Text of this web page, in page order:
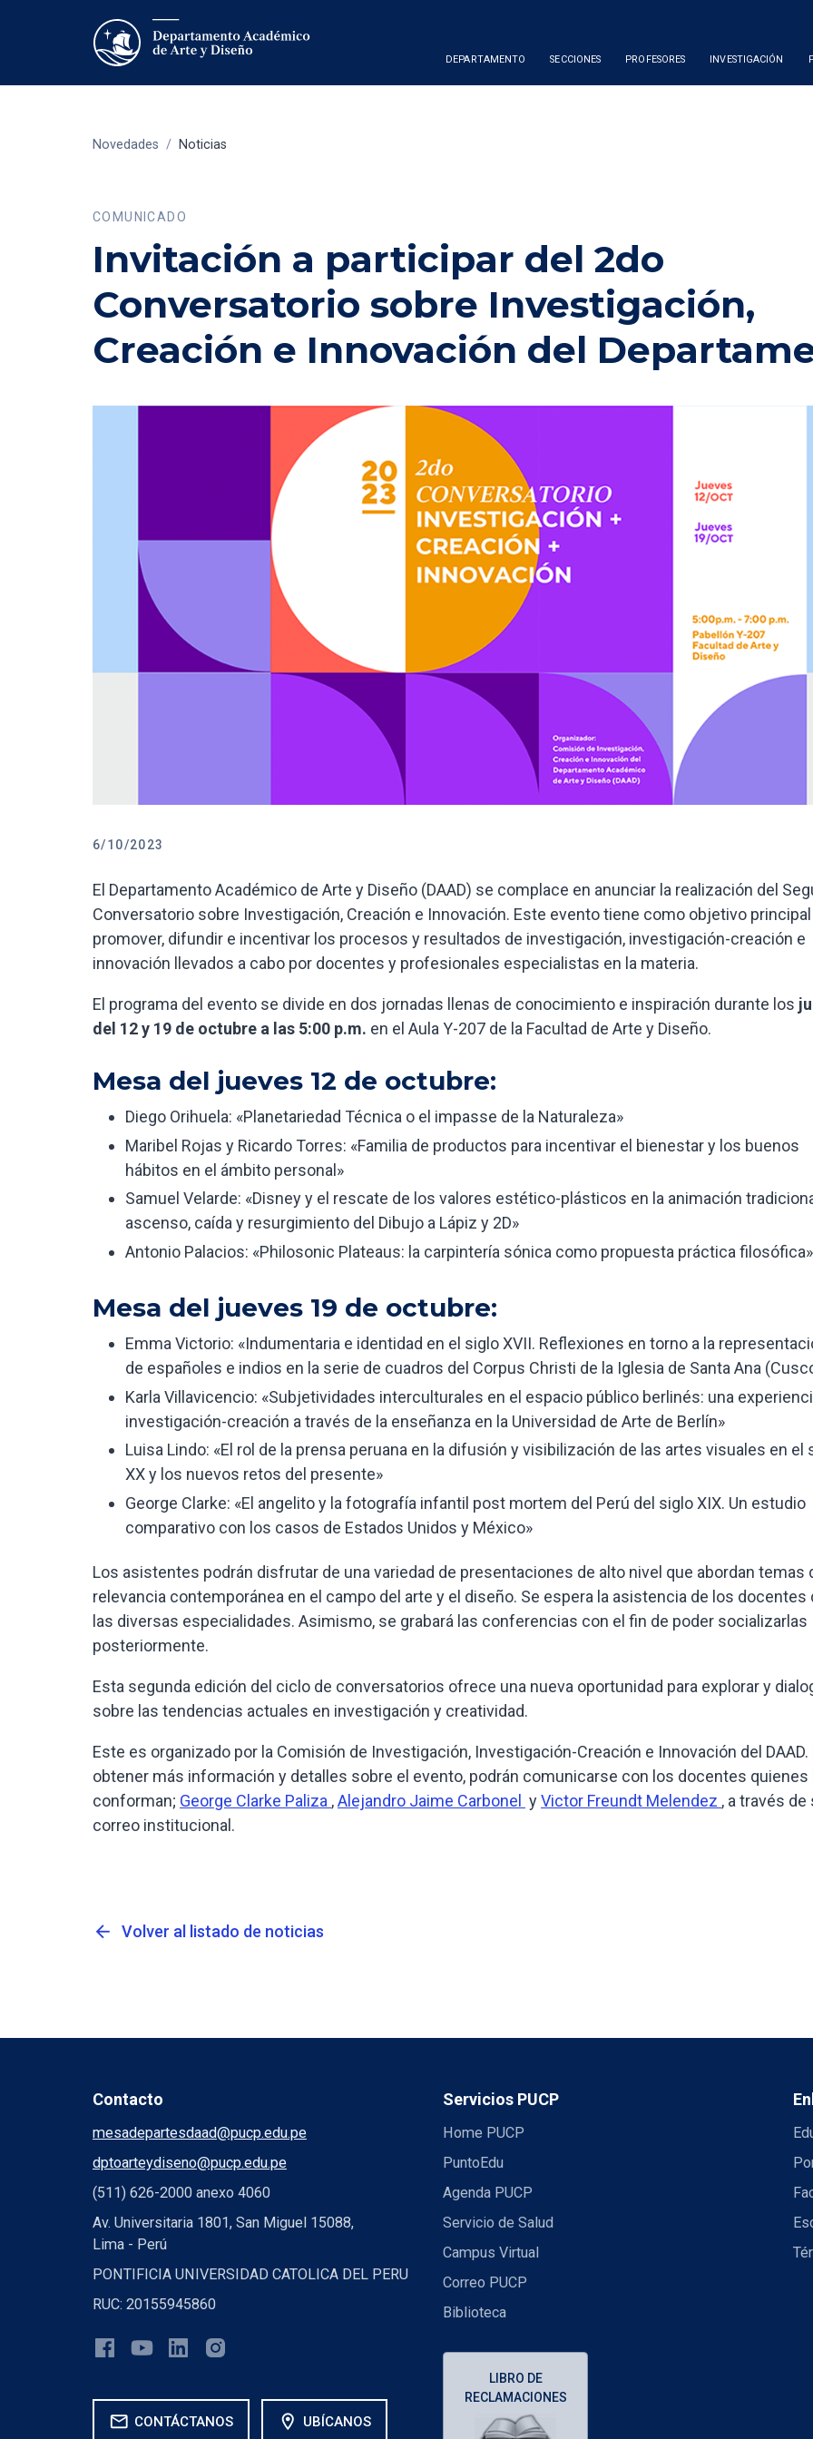
DEPARTAMENTO SECCIONES PROFESORES INVESTIGACIÓN
Novedades / Noticias
COMUNICADO
Invitación a participar del 2do
Conversatorio sobre Investigación,
Creación e Innovación del
6/10/2023
El Departamento Académico de Arte y Diseño (DAAD) se complace en anunciar la realización del
Conversatorio sobre Investigación, Creación e Innovación. Este evento tiene como objetivo principal
promover, difundir e incentivar los procesos y resultados de investigación, investigación-creación e
innovación llevados a cabo por docentes y profesionales especialistas en la materia.
El programa del evento se divide en dos jornadas llenas de conocimiento e inspiración durante los
del 12 y 19 de octubre a las 5:00 p.m. en el Aula Y-207 de la Facultad de Arte y Diseño.
Mesa del jueves 12 de octubre:
Diego Orihuela: «Planetariedad Técnica o el impasse de la Naturaleza»
Maribel Rojas y Ricardo Torres: «Familia de productos para incentivar el bienestar y los buenos
hábitos en el ámbito personal»
Samuel Velarde: «Disney y el rescate de los valores estético-plásticos en la animación
ascenso, caída y resurgimiento del Dibujo a Lápiz y 2D»
Antonio Palacios: «Philosonic Plateaus: la carpintería sónica como propuesta práctica filosófica»
Mesa del jueves 19 de octubre:
Emma Victorio: «Indumentaria e identidad en el siglo XVII. Reflexiones en torno a la
de españoles e indios en la serie de cuadros del Corpus Christi de la Iglesia de Santa Ana
Karla Villavicencio: «Subjetividades interculturales en el espacio público berlinés: una
investigación-creación a través de la enseñanza en la Universidad de Arte de Berlín»
Luisa Lindo: «El rol de la prensa peruana en la difusión y visibilización de las artes visuales en el
XX y los nuevos retos del presente»
George Clarke: «El angelito y la fotografía infantil post mortem del Perú del siglo XIX. Un estudio
comparativo con los casos de Estados Unidos y México»
Los asistentes podrán disfrutar de una variedad de presentaciones de alto nivel que abordan temas
relevancia contemporánea en el campo del arte y el diseño. Se espera la asistencia de los docentes
las diversas especialidades. Asimismo, se grabará las conferencias con el fin de poder socializarlas
posteriormente.
Esta segunda edición del ciclo de conversatorios ofrece una nueva oportunidad para explorar y
sobre las tendencias actuales en investigación y creatividad.
Este es organizado por la Comisión de Investigación, Investigación-Creación e Innovación del DAAD.
obtener más información y detalles sobre el evento, podrán comunicarse con los docentes quienes
conforman; George Clarke Paliza ,Alejandro Jaime Carbonel yVictor Freundt Melendez , a través de
correo institucional.
arrow_back Volver al listado de noticias
Contacto
mesadepartesdaad@pucp.edu.pe
dptoarteydiseno@pucp.edu.pe
(511) 626-2000 anexo 4060
Av. Universitaria 1801, San Miguel 15088,
Lima - Perú
PONTIFICIA UNIVERSIDAD CATOLICA DEL PERU
RUC: 20155945860
mail CONTÁCTANOS location_on UBÍCANOS
Servicios PUCP
Home PUCP
PuntoEdu
Agenda PUCP
Servicio de Salud
Campus Virtual
Correo PUCP
Biblioteca
LIBRO DE
RECLAMACIONES